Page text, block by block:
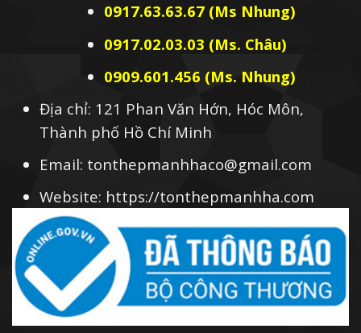
0917.63.63.67 (Ms Nhung)
0917.02.03.03 (Ms. Châu)
0909.601.456 (Ms. Nhung)
Địa chỉ: 121 Phan Văn Hớn, Hóc Môn,
Thành phố Hồ Chí Minh
Email: tonthepmanhhaco@gmail.com
Website: https://tonthepmanhha.com